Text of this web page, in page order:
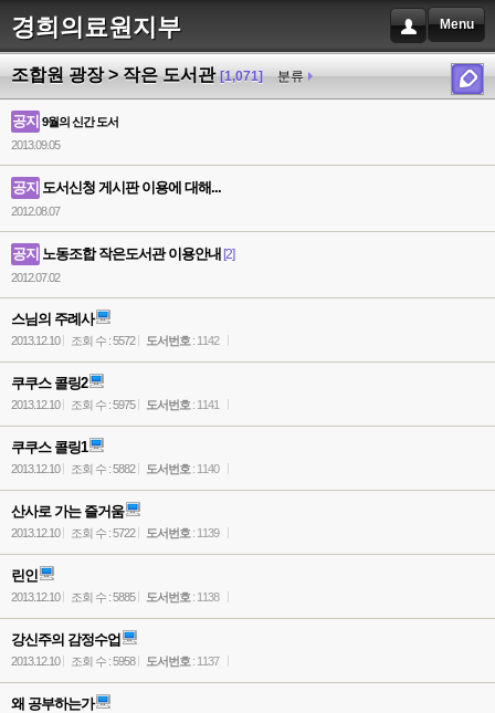
경희의료원지부 Menu
조합원 광장 > 작은 도서관 [1,071] 분류
공지 9월의 신간 도서
2013.09.05
공지 도서신청 게시판 이용에 대해...
2012.08.07
공지 노동조합 작은도서관 이용안내 [2]
2012.07.02
스님의 주례사
2013.12.10 조회 수 : 5572 도서번호 : 1142
쿠쿠스 콜링2
2013.12.10 조회 수 : 5975 도서번호 : 1141
쿠쿠스 콜링1
2013.12.10 조회 수 : 5882 도서번호 : 1140
산사로 가는 즐거움
2013.12.10 조회 수 : 5722 도서번호 : 1139
린인
2013.12.10 조회 수 : 5885 도서번호 : 1138
강신주의 감정수업
2013.12.10 조회 수 : 5958 도서번호 : 1137
왜 공부하는가